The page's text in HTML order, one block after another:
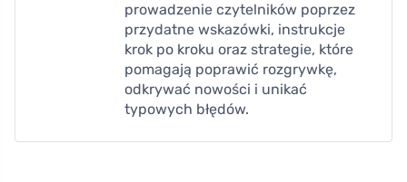
prowadzenie czytelników poprzez
przydatne wskazówki, instrukcje
krok po kroku oraz strategie, które
pomagają poprawić rozgrywkę,
odkrywać nowości i unikać
typowych błędów.